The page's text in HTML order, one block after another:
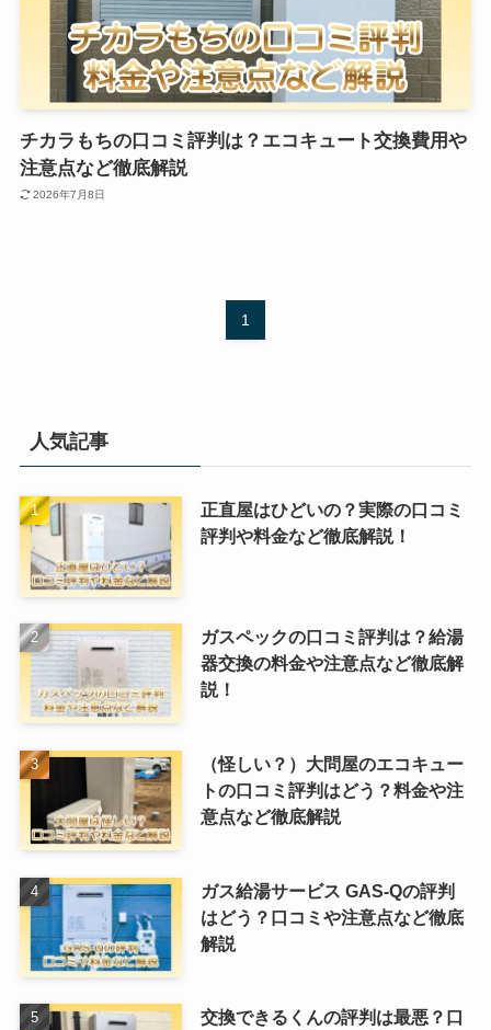
チカラもちの口コミ評判は？エコキュート交換費用や
注意点など徹底解説
2026年7月8日
1
人気記事
正直屋はひどいの？実際の口コミ
評判や料金など徹底解説！
ガスペックの口コミ評判は？給湯
器交換の料金や注意点など徹底解
説！
（怪しい？）大問屋のエコキュー
トの口コミ評判はどう？料金や注
意点など徹底解説
ガス給湯サービス GAS-Qの評判
はどう？口コミや注意点など徹底
解説
交換できるくんの評判は最悪？口